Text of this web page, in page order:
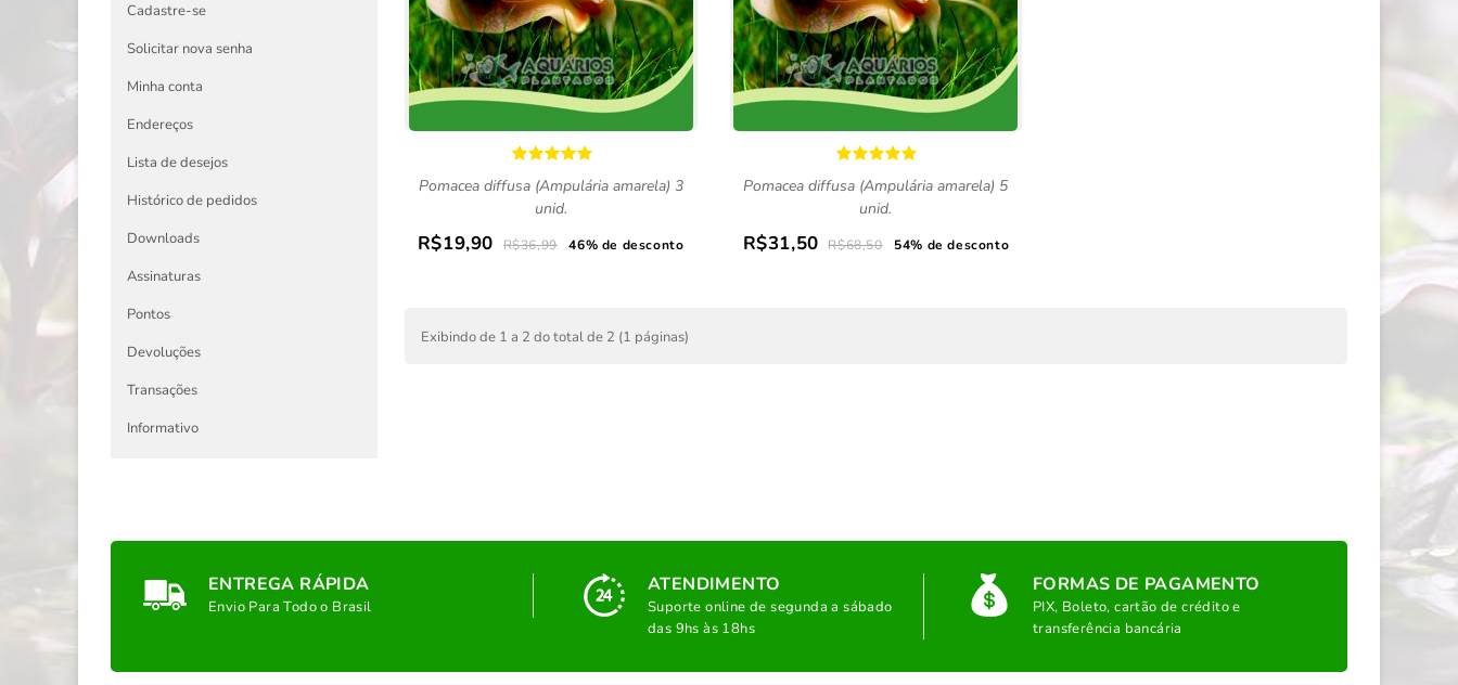
Cadastre-se
Solicitar nova senha
Minha conta
Endereços
Lista de desejos
Histórico de pedidos
Downloads
Assinaturas
Pontos
Devoluções
Transações
Informativo
Pomacea diffusa (Ampulária amarela) 3
unid.
R$19,90 R$36,99 46% de desconto
Pomacea diffusa (Ampulária amarela) 5
unid.
R$31,50 R$68,50 54% de desconto
Exibindo de 1 a 2 do total de 2 (1 páginas)
ENTREGA RÁPIDA
Envio Para Todo o Brasil
ATENDIMENTO
Suporte online de segunda a sábado
das 9hs às 18hs
FORMAS DE PAGAMENTO
PIX, Boleto, cartão de crédito e
transferência bancária